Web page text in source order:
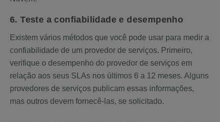
6. Teste a confiabilidade e desempenho
Existem vários métodos que você pode usar para medir a
confiabilidade de um provedor de serviços. Primeiro,
verifique o desempenho do provedor de serviços em
relação aos seus SLAs nos últimos 6 a 12 meses. Alguns
provedores de serviços publicam essas informações,
mas outros devem fornecê-las, se solicitado.